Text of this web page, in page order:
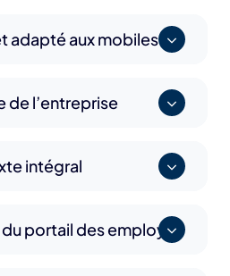
adapté aux mobiles
de l’entreprise
intégral
portail des employés